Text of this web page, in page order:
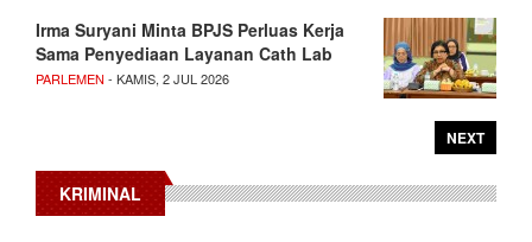
Irma Suryani Minta BPJS Perluas Kerja
Sama Penyediaan Layanan Cath Lab
PARLEMEN - KAMIS, 2 JUL 2026
NEXT
KRIMINAL